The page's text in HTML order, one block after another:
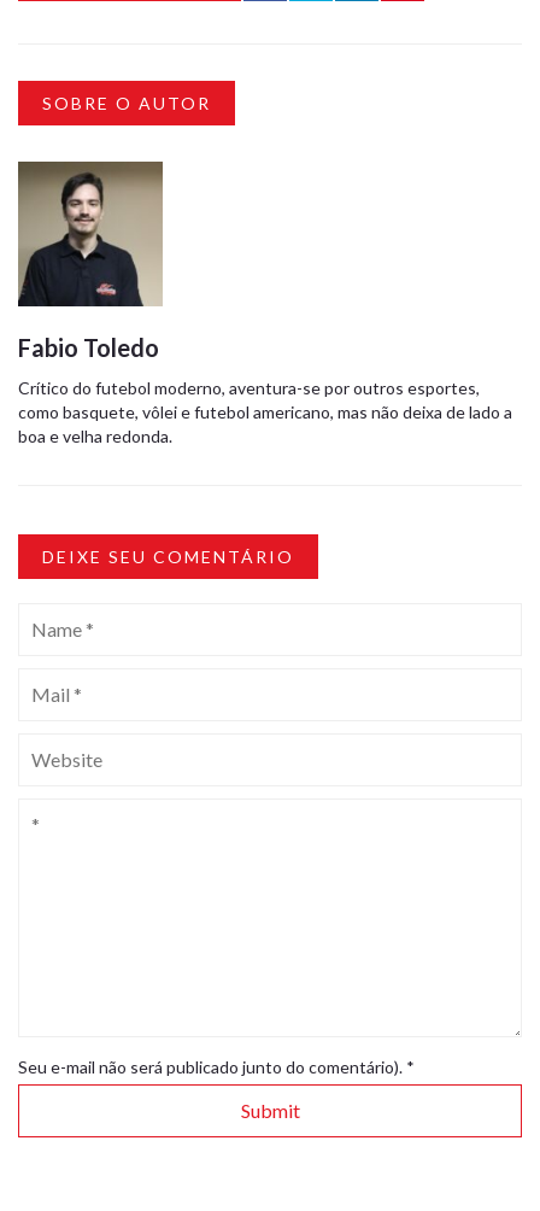
SOBRE O AUTOR
Fabio Toledo
Crítico do futebol moderno, aventura-se por outros esportes,
como basquete, vôlei e futebol americano, mas não deixa de lado a
boa e velha redonda.
DEIXE SEU COMENTÁRIO
Seu e-mail não será publicado junto do comentário). *